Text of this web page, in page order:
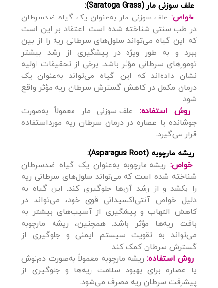
علف سوزنی مار (Saratoga Grass):
خواص: علف سوزنی مار به‌عنوان یک گیاه ضدسرطان
در طب سنتی شناخته شده است. اعتقاد بر این است
که این گیاه می‌تواند سلول‌های سرطانی ریه را از بین
ببرد و به طور ویژه در پیشگیری از رشد بیشتر
تومورهای سرطانی مؤثر باشد. برخی از تحقیقات اولیه
نشان داده‌اند که این گیاه می‌تواند به‌عنوان یک
درمان مکمل در کاهش گسترش سرطان ریه مؤثر واقع
شود.
روش استفاده:
علف سوزنی مار معمولاً به‌صورت
جوشانده یا عصاره در درمان سرطان ریه مورداستفاده
قرار می‌گیرد.
ریشه مارچوبه (Asparagus Root):
خواص: ریشه مارچوبه به‌عنوان یک گیاه ضدسرطان
شناخته شده است که می‌تواند سلول‌های سرطانی ریه
را بکشد و از رشد آن‌ها جلوگیری کند. این گیاه به
دلیل خواص آنتی‌اکسیدانی قوی خود، می‌تواند در
کاهش التهاب و پیشگیری از آسیب‌های بیشتر به
بافت ریه‌ها مؤثر باشد. همچنین، ریشه مارچوبه
می‌تواند به تقویت سیستم ایمنی و جلوگیری از
گسترش سرطان کمک کند.
روش استفاده: ریشه مارچوبه معمولاً به‌صورت دم‌نوش
یا عصاره برای بهبود سلامت ریه‌ها و جلوگیری از
پیشرفت سرطان ریه مصرف می‌شود.